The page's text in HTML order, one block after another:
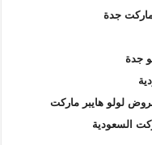
جدة
جدة
لولو هايبر ماركت
السعودية